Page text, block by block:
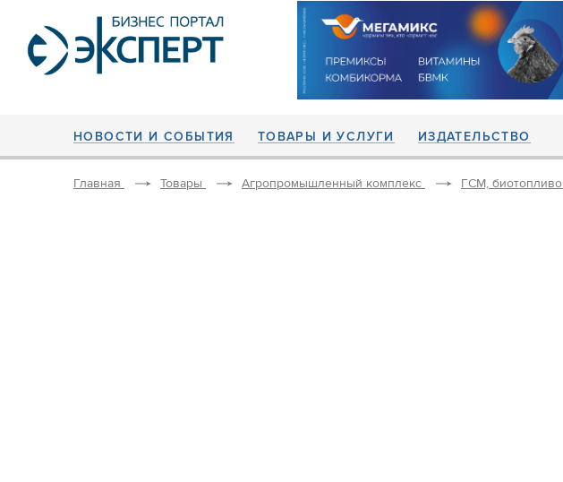
НОВОСТИ И СОБЫТИЯ ТОВАРЫ И УСЛУГИ ИЗДАТЕЛЬСТВО
Главная Товары Агропромышленный комплекс ГСМ, биотопливо